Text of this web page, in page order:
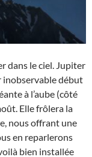
dans le ciel. Jupiter
inobservable début
à l’aube (côté
Elle frôlera la
nous offrant une
en reparlerons
bien installée